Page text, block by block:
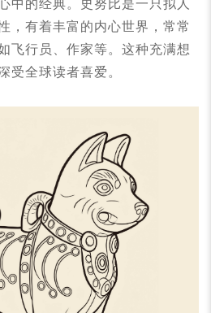
中的经典。史努比是一只拟人
，有着丰富的内心世界，常常
飞行员、作家等。这种充满想
受全球读者喜爱。